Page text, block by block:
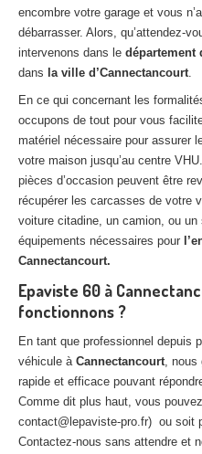
encombre votre garage et vous
débarrasser. Alors, qu’attendez-
intervenons dans le département
dans la ville d’Cannectancourt.
En ce qui concernant les
occupons de tout pour vous
matériel nécessaire pour assurer
votre maison jusqu’au centre
pièces d’occasion peuvent être
récupérer les carcasses de votre
voiture citadine, un camion, ou
équipements nécessaires pour
Cannectancourt.
Epaviste 60 à
fonctionnons ?
En tant que professionnel depuis
véhicule à Cannectancourt, nous
rapide et efficace pouvant
Comme dit plus haut, vous
contact@lepaviste-pro.fr) ou soit
Contactez-nous sans attendre et